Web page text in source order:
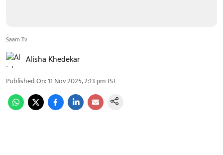
Saam Tv
Alisha Khedekar
Published On:11 Nov 2025, 2:13 pm IST